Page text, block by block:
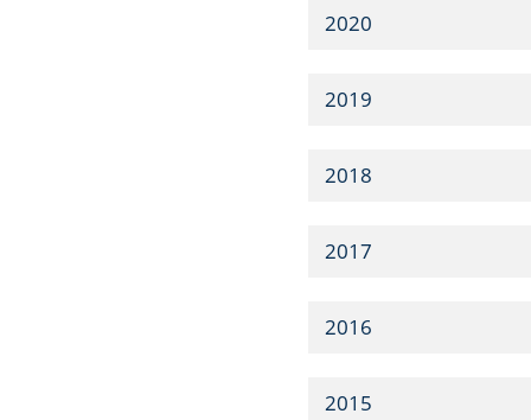
2020
2019
2018
2017
2016
2015